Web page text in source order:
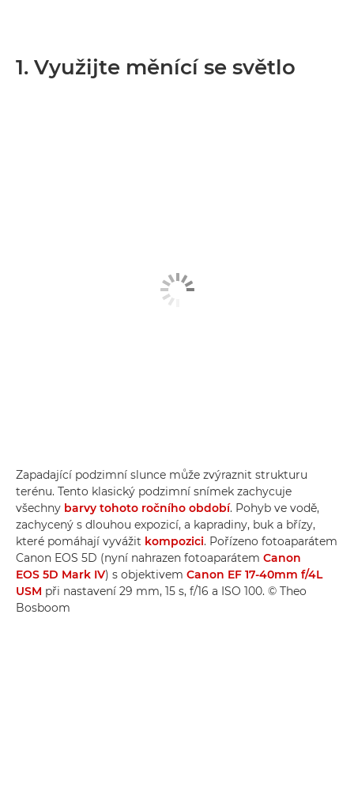
1. Využijte měnící se světlo
Zapadající podzimní slunce může zvýraznit strukturu
terénu. Tento klasický podzimní snímek zachycuje
všechny barvy tohoto ročního období. Pohyb ve vodě,
zachycený s dlouhou expozicí, a kapradiny, buk a břízy,
které pomáhají vyvážit kompozici. Pořízeno fotoaparátem
Canon EOS 5D (nyní nahrazen fotoaparátem Canon
EOS 5D Mark IV) s objektivem Canon EF 17-40mm f/4L
USM při nastavení 29 mm, 15 s, f/16 a ISO 100. © Theo
Bosboom